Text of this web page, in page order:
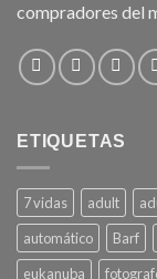
compradores del
ETIQUETAS
7 vidas adult
automático
Barf
eukanuba